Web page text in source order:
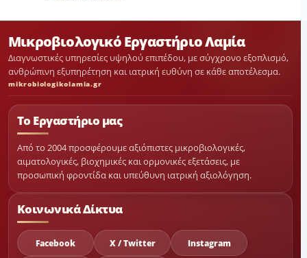
Μικροβιολογικό Εργαστήριο Λαμία
Διαγνωστικές υπηρεσίες υψηλού επιπέδου, με σύγχρονο εξοπλισμό,
ανθρώπινη εξυπηρέτηση και ιατρική ευθύνη σε κάθε αποτέλεσμα.
mikrobiologikolamia.gr
Το Εργαστήριο μας
Από το 2004 προσφέρουμε αξιόπιστες μικροβιολογικές,
αιματολογικές, βιοχημικές και ορμονικές εξετάσεις, με
προσωπική φροντίδα και υπεύθυνη ιατρική αξιολόγηση.
Κοινωνικά Δίκτυα
Facebook X / Twitter Instagram